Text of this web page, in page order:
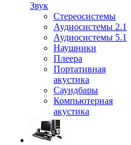
Звук
Стереосистемы
Аудиосистемы 2.1
Аудиосистемы 5.1
Наушники
Плеера
Портативная
акустика
Саундбары
Компьютерная
акустика